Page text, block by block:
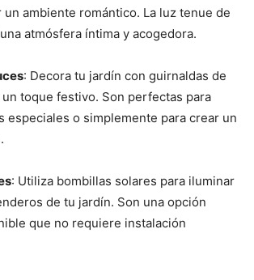
un ambiente romántico. La luz tenue de
atmósfera íntima y acogedora.
: Decora tu jardín con guirnaldas de
toque festivo. Son perfectas para
especiales o simplemente para crear un
: Utiliza bombillas solares para iluminar
de tu jardín. Son una opción
que no requiere instalación